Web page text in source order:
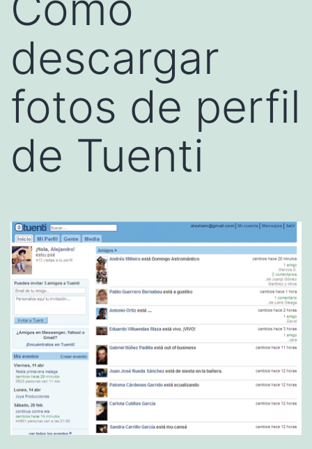
descargar
fotos de perfil
de Tuenti